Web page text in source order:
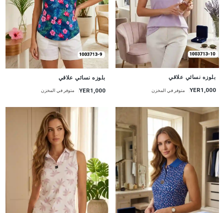
جديد
بلوزه نسائي علاقي
YER1,000 متوفر في المخزن
بلوزه نسائي علاقي
YER1,000 متوفر في المخزن